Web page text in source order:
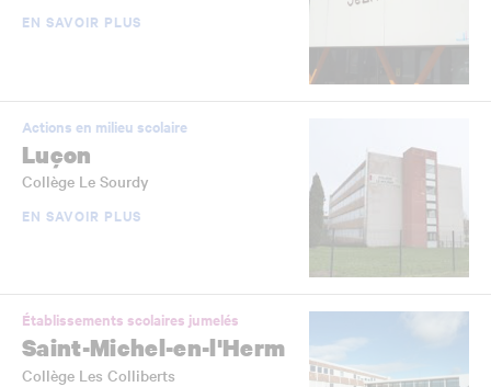
EN SAVOIR PLUS
Actions en milieu scolaire
Luçon
Collège Le Sourdy
EN SAVOIR PLUS
Établissements scolaires jumelés
Saint-Michel-en-l'Herm
Collège Les Colliberts